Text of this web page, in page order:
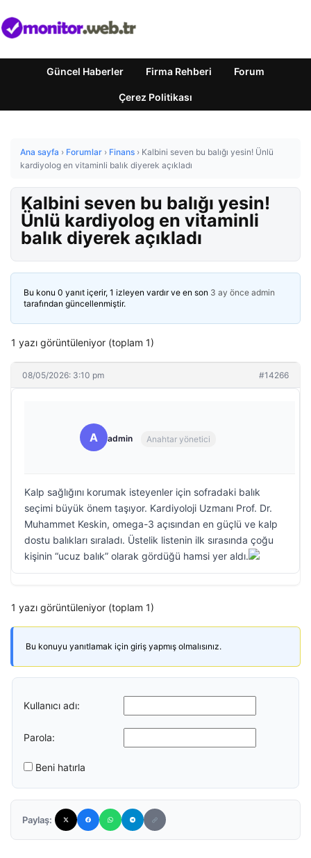
Güncel Haberler Firma Rehberi Forum
Çerez Politikası
Ana sayfa › Forumlar › Finans › Kalbini seven bu balığı yesin! Ünlü
kardiyolog en vitaminli balık diyerek açıkladı
Kalbini seven bu balığı yesin!
Ünlü kardiyolog en vitaminli
balık diyerek açıkladı
Bu konu 0 yanıt içerir, 1 izleyen vardır ve en son 3 ay önce admin
tarafından güncellenmiştir.
1 yazı görüntüleniyor (toplam 1)
08/05/2026: 3:10 pm #14266
A admin Anahtar yönetici
Kalp sağlığını korumak isteyenler için sofradaki balık
seçimi büyük önem taşıyor. Kardiyoloji Uzmanı Prof. Dr.
Muhammet Keskin, omega-3 açısından en güçlü ve kalp
dostu balıkları sıraladı. Üstelik listenin ilk sırasında çoğu
kişinin “ucuz balık” olarak gördüğü hamsi yer aldı.
1 yazı görüntüleniyor (toplam 1)
Bu konuyu yanıtlamak için giriş yapmış olmalısınız.
Kullanıcı adı:
Parola:
Beni hatırla
Paylaş: